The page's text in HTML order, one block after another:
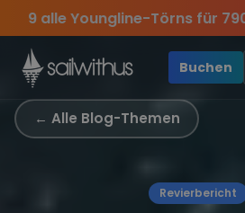
Skip to content
790€!Seid schnell und sichert
Sichere Dir jetztDein
Angebote mehr Sowie20€
dabei. Season Closing
Buchen
← Alle Blog-Themen
Revierbericht